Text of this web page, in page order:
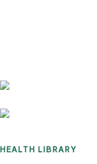
HEALTH LIBRARY